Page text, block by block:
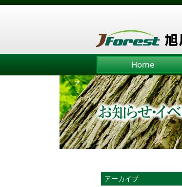
Home
アーカイブ